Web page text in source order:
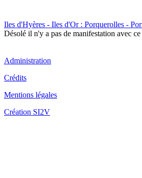
Iles d'Hyères - Iles d'Or : Porquerolles -
Désolé il n'y a pas de manifestation avec
Administration
Crédits
Mentions légales
Création SI2V